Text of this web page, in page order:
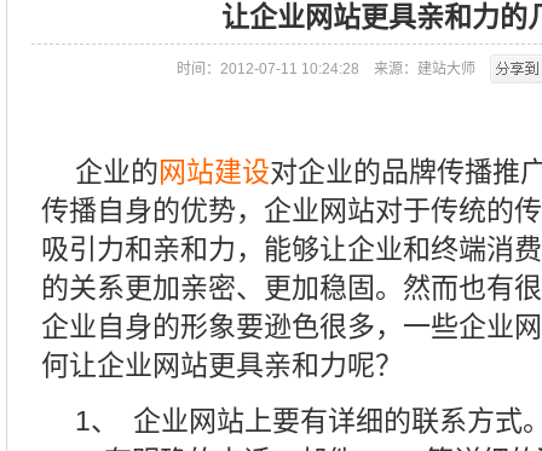
让企业网站更具亲和力的
时间：2012-07-11 10:24:28 来源：建站大师
企业的网站建设对企业的品牌传播推
传播自身的优势，企业网站对于传统的
吸引力和亲和力，能够让企业和终端消
的关系更加亲密、更加稳固。然而也有
企业自身的形象要逊色很多，一些企业
何让企业网站更具亲和力呢？
1、
企业网站上要有详细的联系方式